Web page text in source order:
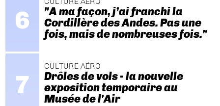
"A ma façon, j’ai franchi la
Cordillère des Andes. Pas une
fois, mais de nombreuses fois."
CULTURE AÉRO
Drôles de vols - la nouvelle
exposition temporaire au
Musée de l'Air